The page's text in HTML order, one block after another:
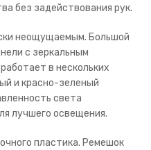
без задействования рук.
неощущаемым. Большой
с зеркальным
в нескольких
и красно-зеленый
света
лучшего освещения.
пластика. Ремешок